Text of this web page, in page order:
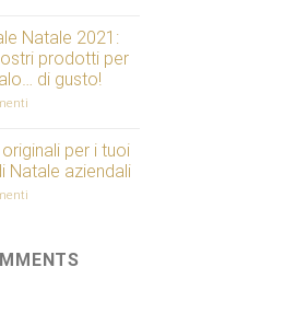
Natale 2021:
prodotti per
di gusto!
per i tuoi
Natale aziendali